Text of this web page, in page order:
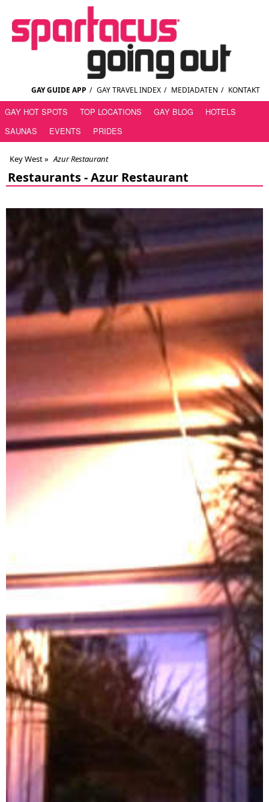
GAY GUIDE APP / GAY TRAVEL INDEX / MEDIADATEN / KONTAKT
GAY HOT SPOTS TOP LOCATIONS GAY BLOG
HOTELS
SAUNAS
EVENTS PRIDES
Key West» Azur Restaurant
Restaurants -Azur Restaurant